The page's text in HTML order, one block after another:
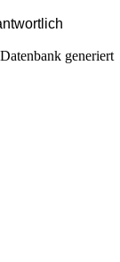
generiert